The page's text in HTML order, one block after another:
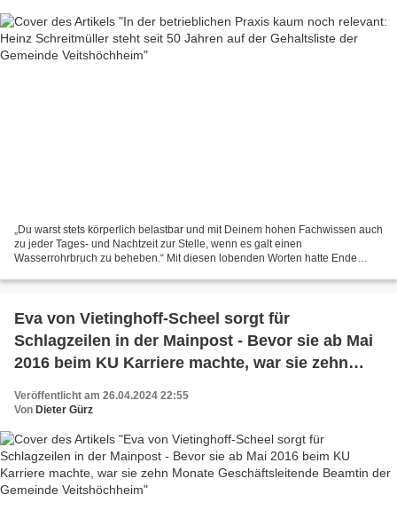
„Du warst stets körperlich belastbar und mit Deinem hohen Fachwissen auch
zu jeder Tages- und Nachtzeit zur Stelle, wenn es galt einen
Wasserrohrbruch zu beheben.“ Mit diesen lobenden Worten hatte Ende
Eva von Vietinghoff-Scheel sorgt für
Schlagzeilen in der Mainpost - Bevor sie ab Mai
2016 beim KU Karriere machte, war sie zehn
Gemeinde Veitshöchheim
Veröffentlicht am 26.04.2024 22:55
Von Dieter Gürz